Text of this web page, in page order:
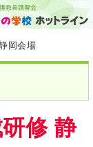
岡会場
修 静